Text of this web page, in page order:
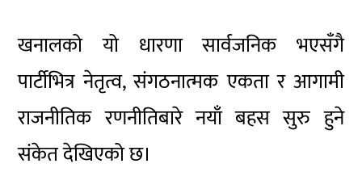
खनालको यो धारणा सार्वजनिक भएसँगै
पार्टीभित्र नेतृत्व, संगठनात्मक एकता र आगामी
राजनीतिक रणनीतिबारे नयाँ बहस सुरु हुने
संकेत देखिएको छ।